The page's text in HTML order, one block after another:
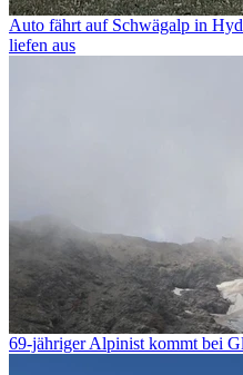
Auto fährt auf Schwägalp in
liefen aus
69-jähriger Alpinist kommt bei